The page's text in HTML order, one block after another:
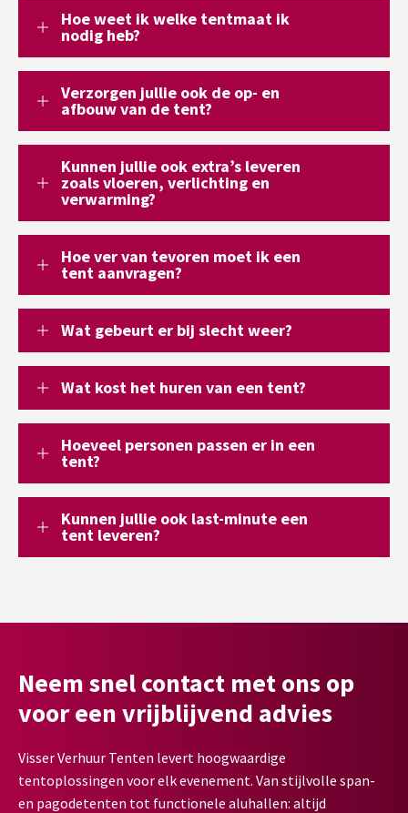
Hoe weet ik welke tentmaat ik
nodig heb?
Verzorgen jullie ook de op- en
afbouw van de tent?
Kunnen jullie ook extra’s leveren
zoals vloeren, verlichting en
verwarming?
Hoe ver van tevoren moet ik een
tent aanvragen?
Wat gebeurt er bij slecht weer?
Wat kost het huren van een tent?
Hoeveel personen passen er in een
tent?
Kunnen jullie ook last-minute een
tent leveren?
Neem snel contact met ons op
voor een vrijblijvend advies
Visser Verhuur Tenten levert hoogwaardige
tentoplossingen voor elk evenement. Van stijlvolle span-
en pagodetenten tot functionele aluhallen: altijd